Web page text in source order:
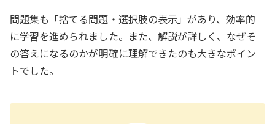
問題集も「捨てる問題・選択肢の表示」があり、効率的
に学習を進められました。また、解説が詳しく、なぜそ
の答えになるのかが明確に理解できたのも大きなポイン
トでした。